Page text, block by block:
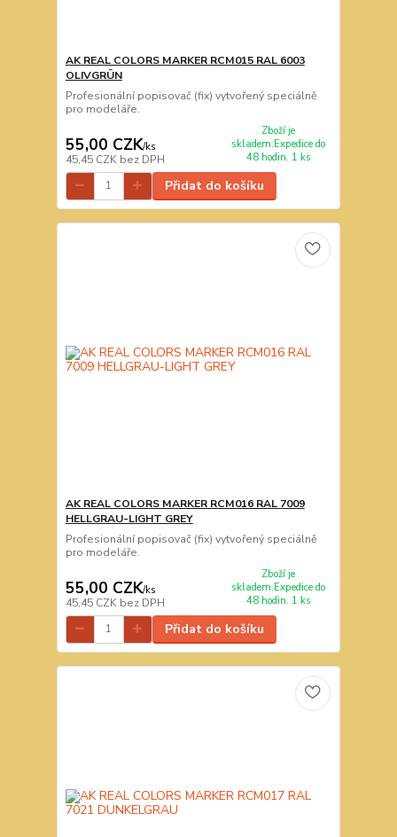
AK REAL COLORS MARKER RCM015 RAL 6003
OLIVGRÜN
Profesionální popisovač (fix) vytvořený speciálně
pro modeláře.
55,00 CZK/ks
45,45 CZK bez DPH
Zboží je
skladem.Expedice do
48 hodin. 1 ks
Přidat do košíku
AK REAL COLORS MARKER RCM016 RAL 7009
HELLGRAU-LIGHT GREY
Profesionální popisovač (fix) vytvořený speciálně
pro modeláře.
55,00 CZK/ks
45,45 CZK bez DPH
Zboží je
skladem.Expedice do
48 hodin. 1 ks
Přidat do košíku